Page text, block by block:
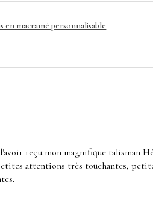
en macramé personnalisable
reçu mon magnifique
attentions très touchantes,